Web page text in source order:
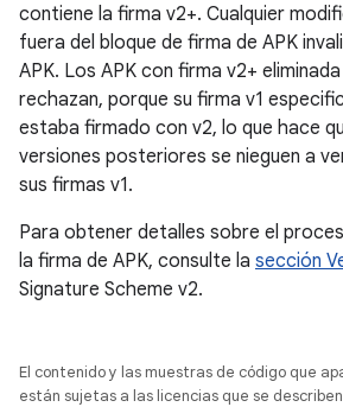
contiene la firma v2+. Cualquier
fuera del bloque de firma de APK
APK. Los APK con firma v2+
rechazan, porque su firma v1
estaba firmado con v2, lo que hace
versiones posteriores se nieguen a
sus firmas v1.
Para obtener detalles sobre el
la firma de APK, consulte la sección
Signature Scheme v2.
El contenido y las muestras de código que
están sujetas a las licencias que se